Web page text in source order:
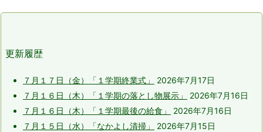

更新履歴
７月１７日（金）「１学期終業式」
2026年7月17日
７月１６日（木）「１学期の落とし物展示」
2026年7月16日
７月１６日（木）「１学期最後の給食」
2026年7月16日
７月１５日（水）「なかよし清掃」
2026年7月15日